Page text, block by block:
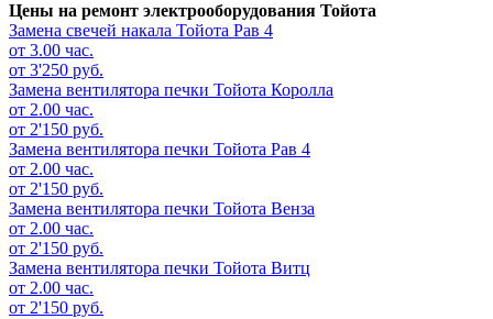
Цены на ремонт электрооборудования Тойота
Замена свечей накала Тойота Рав 4
от 3.00 час.
от 3'250 руб.
Замена вентилятора печки Тойота Королла
от 2.00 час.
от 2'150 руб.
Замена вентилятора печки Тойота Рав 4
от 2.00 час.
от 2'150 руб.
Замена вентилятора печки Тойота Венза
от 2.00 час.
от 2'150 руб.
Замена вентилятора печки Тойота Витц
от 2.00 час.
от 2'150 руб.